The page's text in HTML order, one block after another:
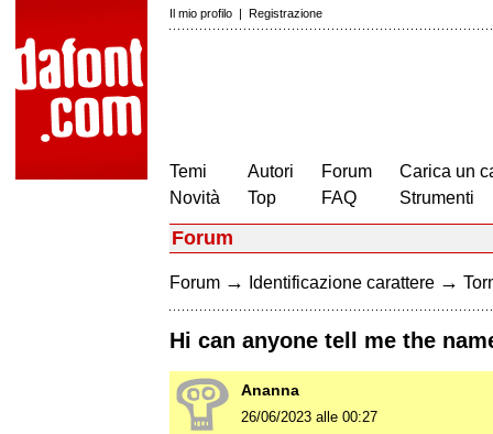
Il mio profilo | Registrazione
Temi
Novità
Autori
Top
Forum
FAQ
Carica un
Strumenti
Forum
Forum → Identificazione carattere →
Hi can anyone tell me the
Ananna
26/06/2023 alle 00:27